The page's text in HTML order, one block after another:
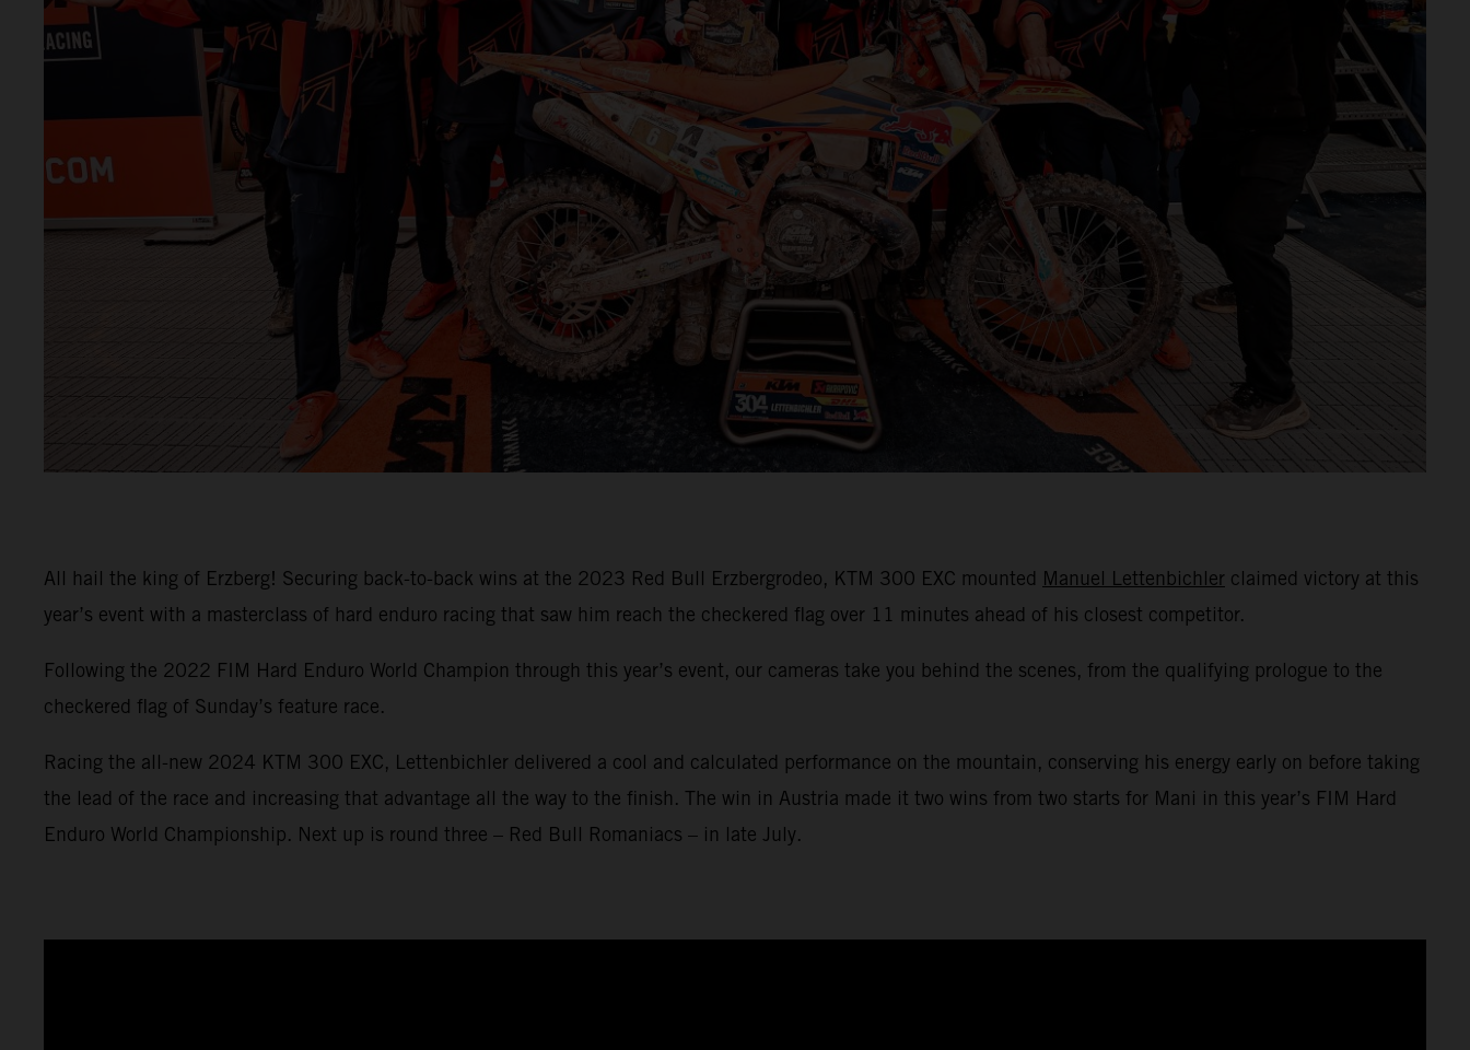
All hail the king of Erzberg! Securing back-to-back wins at the 2023 Red Bull Erzbergrodeo, KTM 300 EXC mounted Manuel Lettenbichler claimed victory at this
year’s event with a masterclass of hard enduro racing that saw him reach the checkered flag over 11 minutes ahead of his closest competitor.
Following the 2022 FIM Hard Enduro World Champion through this year’s event, our cameras take you behind the scenes, from the qualifying prologue to the
checkered flag of Sunday’s feature race.
Racing the all-new 2024 KTM 300 EXC, Lettenbichler delivered a cool and calculated performance on the mountain, conserving his energy early on before taking
the lead of the race and increasing that advantage all the way to the finish. The win in Austria made it two wins from two starts for Mani in this year’s FIM Hard
Enduro World Championship. Next up is round three – Red Bull Romaniacs – in late July.